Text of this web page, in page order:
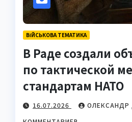
ВІЙСЬКОВА ТЕМАТИКА
В Раде создали
по тактической
стандартам НАТО
16.07.2026 ОЛЕКСАНДР